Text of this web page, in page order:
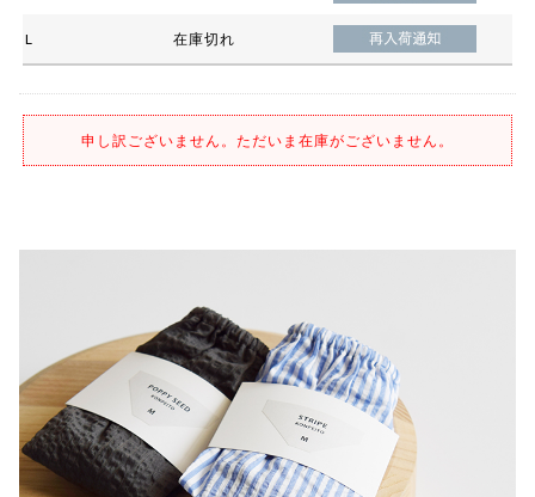
L 在庫切れ
申し訳ございません。ただいま在庫がございません。